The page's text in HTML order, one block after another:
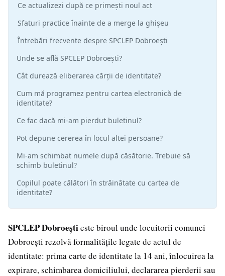
SPCLEP Dobroeștieste biroul unde locuitorii comunei
Dobroești rezolvă formalitățile legate de actul de
identitate: prima carte de identitate la 14 ani, înlocuirea la
expirare, schimbarea domiciliului, declararea pierderii sau
Ce actualizezi după ce primești noul act
Sfaturi practice înainte de a merge la ghișeu
Întrebări frecvente despre SPCLEP Dobroești
Unde se află SPCLEP Dobroești?
Cât durează eliberarea cărții de identitate?
Cum mă programez pentru cartea electronică de
identitate?
Ce fac dacă mi-am pierdut buletinul?
Pot depune cererea în locul altei persoane?
Mi-am schimbat numele după căsătorie. Trebuie să
schimb buletinul?
Copilul poate călători în străinătate cu cartea de
identitate?